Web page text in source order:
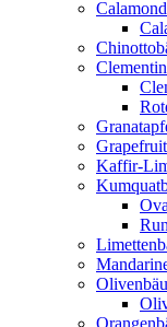
Kaffir-